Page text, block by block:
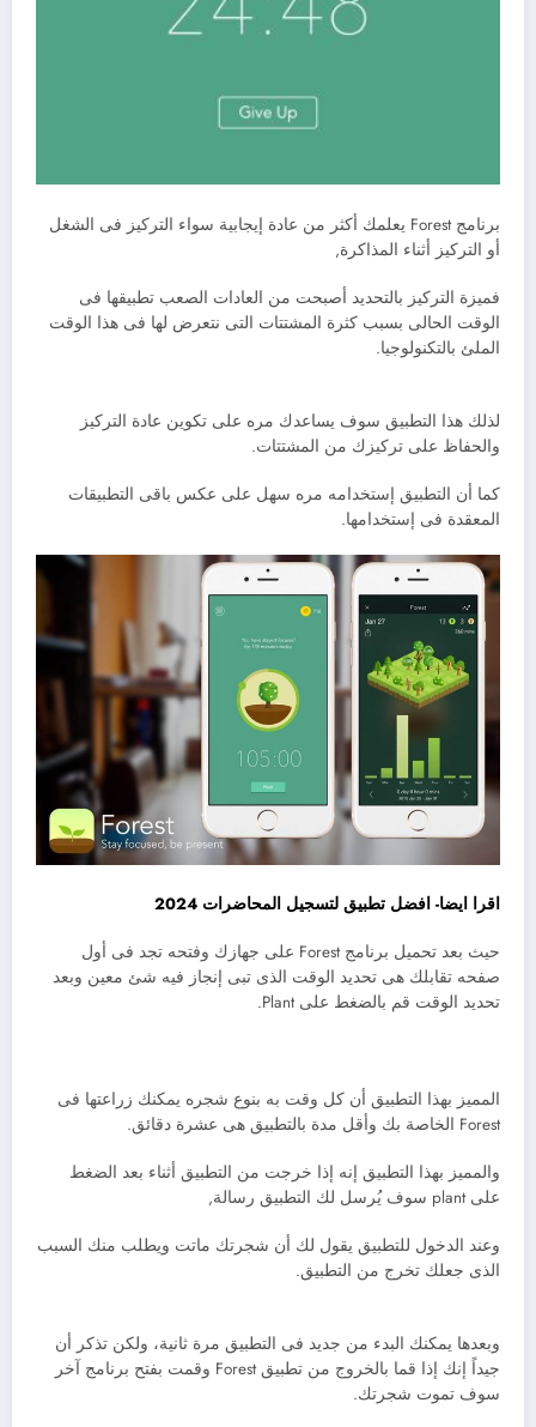
برنامج Forest يعلمك أكثر من عادة إيجابية سواء التركيز فى الشغل
أو التركيز أثناء المذاكرة,
فميزة التركيز بالتحديد أصبحت من العادات الصعب تطبيقها فى
الوقت الحالى بسبب كثرة المشتتات التى نتعرض لها فى هذا الوقت
الملئ بالتكنولوجيا.
لذلك هذا التطبيق سوف يساعدك مره على تكوين عادة التركيز
والحفاظ على تركيزك من المشتتات.
كما أن التطبيق إستخدامه مره سهل على عكس باقى التطبيقات
المعقدة فى إستخدامها.
اقرا ايضا- افضل تطبيق لتسجيل المحاضرات 2024
حيث بعد تحميل برنامج Forest على جهازك وفتحه تجد فى أول
صفحه تقابلك هى تحديد الوقت الذى تبى إنجاز فيه شئ معين وبعد
تحديد الوقت قم بالضغط على Plant.
المميز بهذا التطبيق أن كل وقت به بنوع شجره يمكنك زراعتها فى
Forest الخاصة بك وأقل مدة بالتطبيق هى عشرة دقائق.
والمميز بهذا التطبيق إنه إذا خرجت من التطبيق أثناء بعد الضغط
على plant سوف يُرسل لك التطبيق رسالة,
وعند الدخول للتطبيق يقول لك أن شجرتك ماتت ويطلب منك السبب
الذى جعلك تخرج من التطبيق.
وبعدها يمكنك البدء من جديد فى التطبيق مرة ثانية، ولكن تذكر أن
جيداً إنك إذا قما بالخروج من تطبيق Forest وقمت بفتح برنامج آخر
سوف تموت شجرتك.